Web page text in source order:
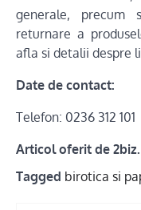
generale, precum
returnare a
afla si detalii despre
Date de contact:
Telefon: 0236 312 101
Articol oferit de
Tagged birotica si